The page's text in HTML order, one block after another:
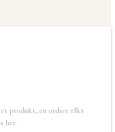
produkt, en ordrer eller
her.